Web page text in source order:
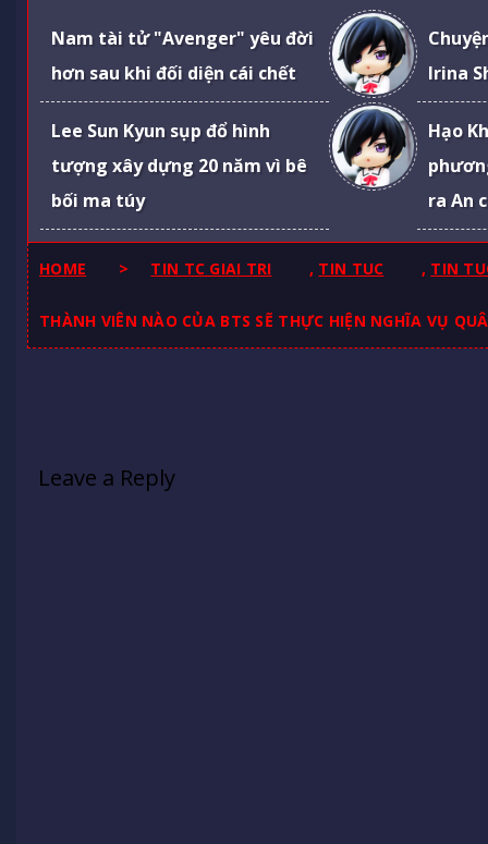
Nam tài tử "Avenger" yêu đời
hơn sau khi đối diện cái chết
Irina
Lee Sun Kyun sụp đổ hình
tượng xây dựng 20 năm vì bê
bối ma túy
Hạo
ra An
HOME > TIN TC GIAI TRI , TIN TUC , TIN
THÀNH VIÊN NÀO CỦA BTS SẼ THỰC HIỆN NGHĨA VỤ
Leave a Reply